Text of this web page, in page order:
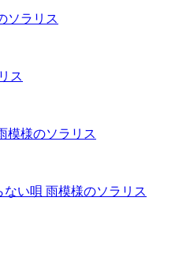
ソラリス
ス
模様のソラリス
ない唄 雨模様のソラリス